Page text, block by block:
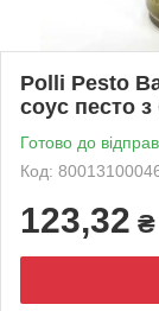
Polli Pesto
соус песто
Готово до
Код:
123,32 ₴